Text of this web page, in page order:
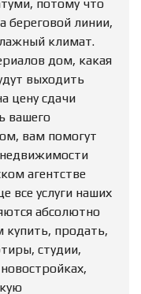
потому что
береговой линии,
климат.
дом, какая
выходить
цену сдачи
вашего
вам помогут
недвижимости
агентстве
все услуги наших
абсолютно
продать,
студии,